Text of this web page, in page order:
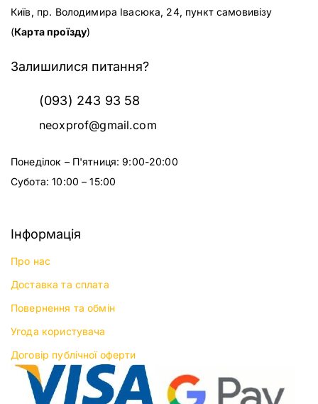
Київ, пр. Володимира Івасюка, 24, пункт самовивізу
(Карта проїзду)
Залишилися питання?
(093) 243 93 58
neoxprof@gmail.com
Понеділок – П'ятниця: 9:00-20:00
Субота: 10:00 – 15:00
Інформація
Про нас
Доставка та сплата
Повернення та обмін
Угода користувача
Договір публічної оферти